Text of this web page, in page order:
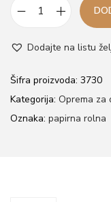
n
a
z
Dodajte na listu
Šifra proizvoda: 3730
Kategorija: Oprema za
Oznaka: papirna rolna